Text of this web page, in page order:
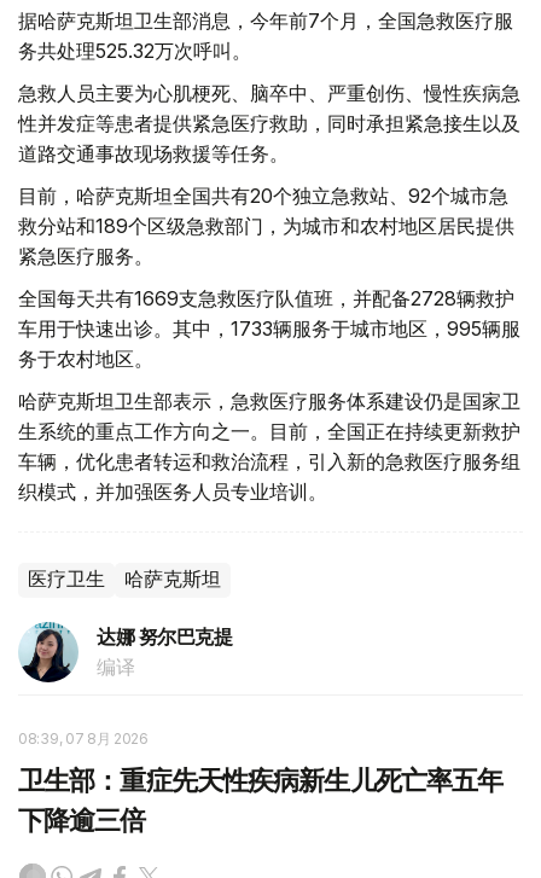
据哈萨克斯坦卫生部消息，今年前7个月，全国急救医疗服
务共处理525.32万次呼叫。
急救人员主要为心肌梗死、脑卒中、严重创伤、慢性疾病急
性并发症等患者提供紧急医疗救助，同时承担紧急接生以及
道路交通事故现场救援等任务。
目前，哈萨克斯坦全国共有20个独立急救站、92个城市急
救分站和189个区级急救部门，为城市和农村地区居民提供
紧急医疗服务。
全国每天共有1669支急救医疗队值班，并配备2728辆救护
车用于快速出诊。其中，1733辆服务于城市地区，995辆服
务于农村地区。
哈萨克斯坦卫生部表示，急救医疗服务体系建设仍是国家卫
生系统的重点工作方向之一。目前，全国正在持续更新救护
车辆，优化患者转运和救治流程，引入新的急救医疗服务组
织模式，并加强医务人员专业培训。
医疗卫生 哈萨克斯坦
达娜 努尔巴克提
编译
08:39, 07 8月 2026
卫生部：重症先天性疾病新生儿死亡率五年
下降逾三倍